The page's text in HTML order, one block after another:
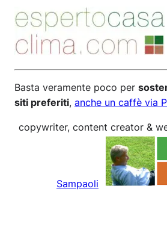
Basta veramente poco per
siti preferiti, anche un caffè via
copywriter, content creator &
Sampaoli